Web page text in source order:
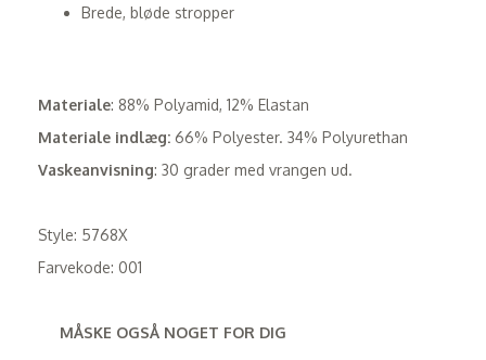
Brede, bløde stropper
Materiale: 88% Polyamid, 12% Elastan
Materiale indlæg: 66% Polyester. 34% Polyurethan
Vaskeanvisning: 30 grader med vrangen ud.
Style: 5768X
Farvekode: 001
MÅSKE OGSÅ NOGET FOR DIG